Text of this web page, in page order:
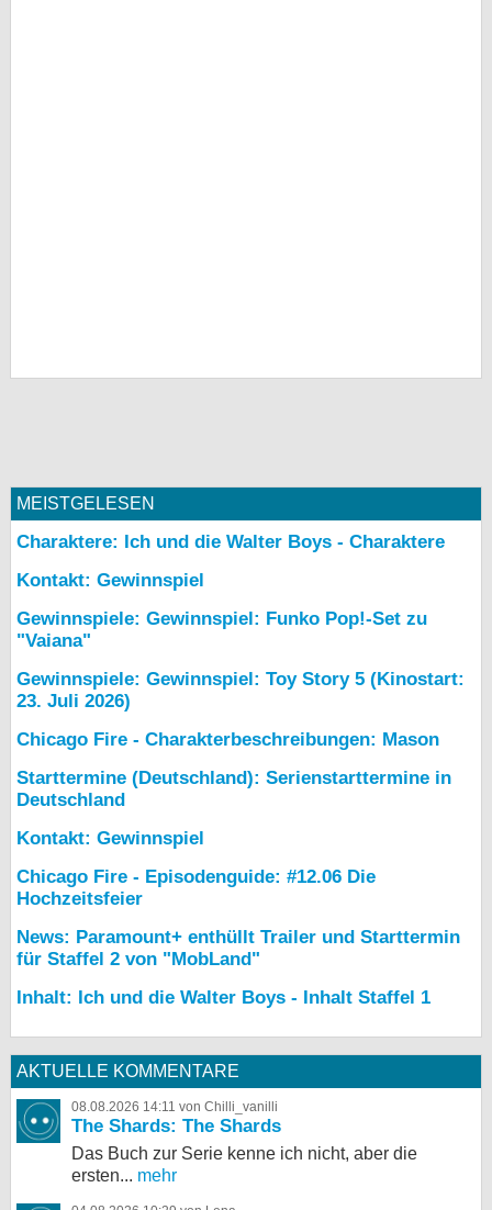
MEISTGELESEN
Charaktere: Ich und die Walter Boys - Charaktere
Kontakt: Gewinnspiel
Gewinnspiele: Gewinnspiel: Funko Pop!-Set zu
"Vaiana"
Gewinnspiele: Gewinnspiel: Toy Story 5 (Kinostart:
23. Juli 2026)
Chicago Fire - Charakterbeschreibungen: Mason
Starttermine (Deutschland): Serienstarttermine in
Deutschland
Kontakt: Gewinnspiel
Chicago Fire - Episodenguide: #12.06 Die
Hochzeitsfeier
News: Paramount+ enthüllt Trailer und Starttermin
für Staffel 2 von "MobLand"
Inhalt: Ich und die Walter Boys - Inhalt Staffel 1
AKTUELLE KOMMENTARE
08.08.2026 14:11 von Chilli_vanilli
The Shards: The Shards
Das Buch zur Serie kenne ich nicht, aber die
ersten... mehr